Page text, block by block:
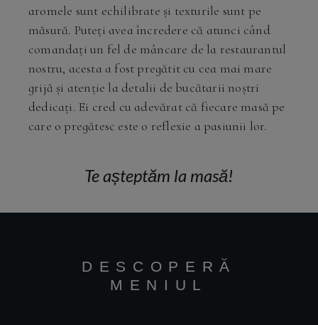
aromele sunt echilibrate și texturile sunt pe
măsură. Puteți avea încredere că atunci când
comandați un fel de mâncare de la restaurantul
nostru, acesta a fost pregătit cu cea mai mare
grijă și atenție la detalii de bucătarii noștri
dedicați. Ei cred cu adevărat că fiecare masă pe
care o pregătesc este o reflexie a pasiunii lor.
Te așteptăm la masă!
DESCOPERĂ
MENIUL